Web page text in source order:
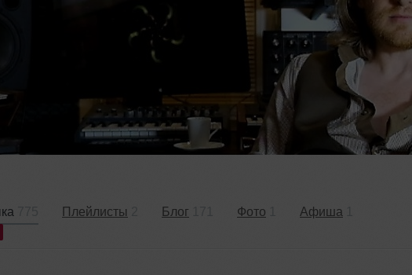
Плейлисты Блог Фото Афиша